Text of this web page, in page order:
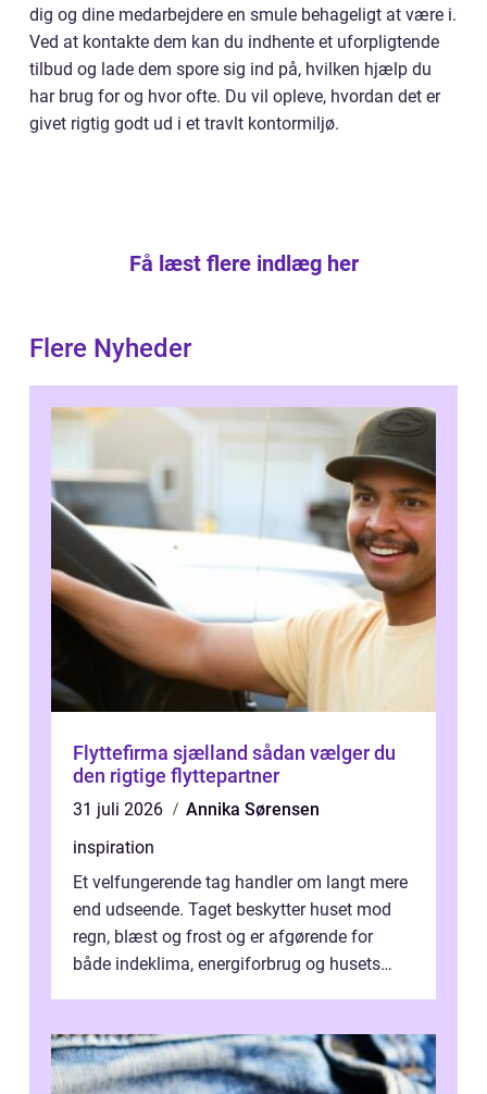
dig og dine medarbejdere en smule behageligt at være i.
Ved at kontakte dem kan du indhente et uforpligtende
tilbud og lade dem spore sig ind på, hvilken hjælp du
har brug for og hvor ofte. Du vil opleve, hvordan det er
givet rigtig godt ud i et travlt kontormiljø.
Få læst flere indlæg her
Flere Nyheder
Flyttefirma sjælland sådan vælger du
den rigtige flyttepartner
31 juli 2026
Annika Sørensen
inspiration
Et velfungerende tag handler om langt mere
end udseende. Taget beskytter huset mod
regn, blæst og frost og er afgørende for
både indeklima, energiforbrug og husets